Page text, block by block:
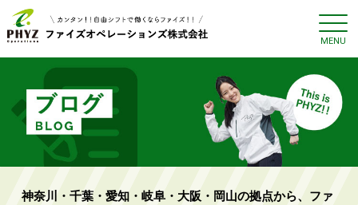
神奈川・千葉・愛知・岐阜・大阪・岡山の拠点から、ファ